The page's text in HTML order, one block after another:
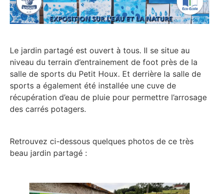
Le jardin partagé est ouvert à tous. Il se situe au
niveau du terrain d’entrainement de foot près de la
salle de sports du Petit Houx. Et derrière la salle de
sports a également été installée une cuve de
récupération d’eau de pluie pour permettre l’arrosage
des carrés potagers.
Retrouvez ci-dessous quelques photos de ce très
beau jardin partagé :